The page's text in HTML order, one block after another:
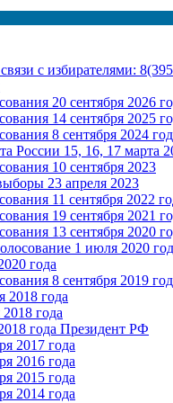
с избирателями:
20 сентября 2026
14 сентября 2025
8 сентября 2024
России 15, 16, 17 марта
10 сентября 2023
23 апреля 2023
11 сентября 2022
19 сентября 2021
13 сентября 2020
1 июля 2020
года
8 сентября 2019
2018 года
года
года Президент РФ
2017 года
2016 года
2015 года
2014 года